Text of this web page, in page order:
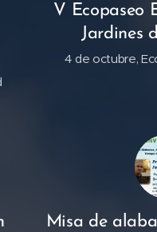
V Ecopaseo
Jardines
4 de octubre,
Misa de